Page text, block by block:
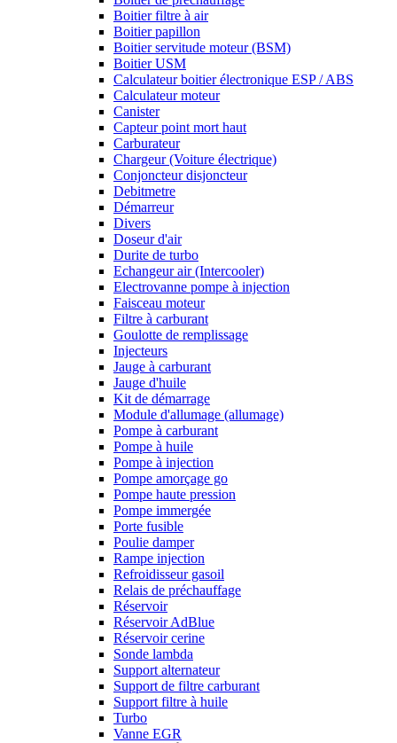
Boitier filtre à air
Boitier papillon
Boitier servitude moteur (BSM)
Boitier USM
Calculateur boitier électronique ESP / ABS
Calculateur moteur
Canister
Capteur point mort haut
Carburateur
Chargeur (Voiture électrique)
Conjoncteur disjoncteur
Debitmetre
Démarreur
Divers
Doseur d'air
Durite de turbo
Echangeur air (Intercooler)
Electrovanne pompe à injection
Faisceau moteur
Filtre à carburant
Goulotte de remplissage
Injecteurs
Jauge à carburant
Jauge d'huile
Kit de démarrage
Module d'allumage (allumage)
Pompe à carburant
Pompe à huile
Pompe à injection
Pompe amorçage go
Pompe haute pression
Pompe immergée
Porte fusible
Poulie damper
Rampe injection
Refroidisseur gasoil
Relais de préchauffage
Réservoir
Réservoir AdBlue
Réservoir cerine
Sonde lambda
Support alternateur
Support de filtre carburant
Support filtre à huile
Turbo
Vanne EGR